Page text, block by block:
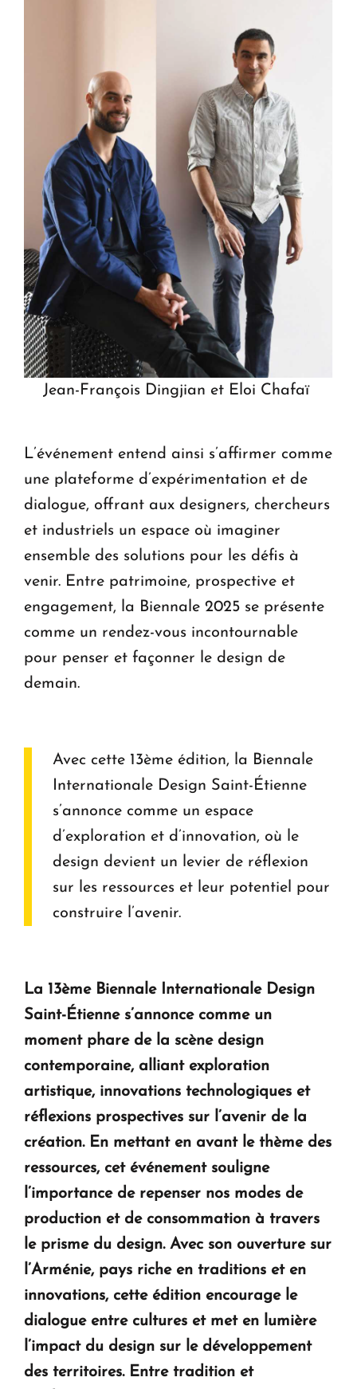
Jean-François Dingjian et Eloi Chafaï
L’événement entend ainsi s’affirmer comme
une plateforme d’expérimentation et de
dialogue, offrant aux designers, chercheurs
et industriels un espace où imaginer
ensemble des solutions pour les défis à
venir. Entre patrimoine, prospective et
engagement, la Biennale 2025 se présente
comme un rendez-vous incontournable
pour penser et façonner le design de
demain.
Avec cette 13ème édition, la Biennale
Internationale Design Saint-Étienne
s’annonce comme un espace
d’exploration et d’innovation, où le
design devient un levier de réflexion
sur les ressources et leur potentiel pour
construire l’avenir.
La 13ème Biennale Internationale Design
Saint-Étienne s’annonce comme un
moment phare de la scène design
contemporaine, alliant exploration
artistique, innovations technologiques et
réflexions prospectives sur l’avenir de la
création. En mettant en avant le thème des
ressources, cet événement souligne
l’importance de repenser nos modes de
production et de consommation à travers
le prisme du design. Avec son ouverture sur
l’Arménie, pays riche en traditions et en
innovations, cette édition encourage le
dialogue entre cultures et met en lumière
l’impact du design sur le développement
des territoires. Entre tradition et